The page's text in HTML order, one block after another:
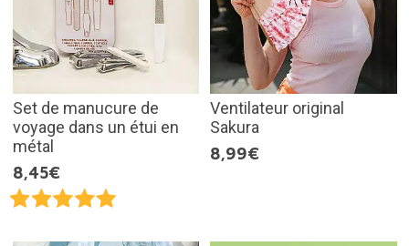
Set de manucure de
voyage dans un étui en
métal
8,45€
Ventilateur original
Sakura
8,99€